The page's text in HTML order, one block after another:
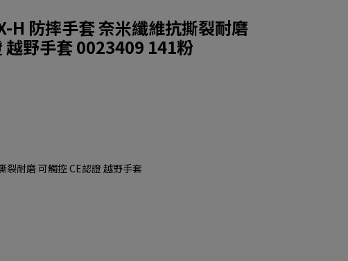
H 防摔手套 奈米纖維抗撕裂耐磨
越野手套 0023409 141粉
裂耐磨 可觸控 CE認證 越野手套